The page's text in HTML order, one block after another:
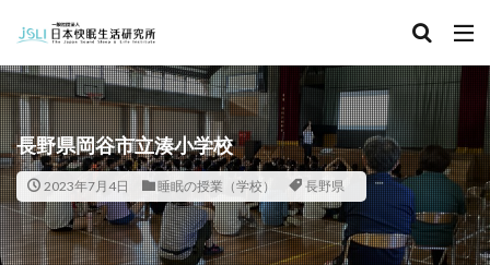
長野県岡谷市立湊小学校
2023年7月4日 睡眠の授業（学校） 長野県
カテゴリー
タグ
北海道 青森県 秋田県 茨城県
埼玉県